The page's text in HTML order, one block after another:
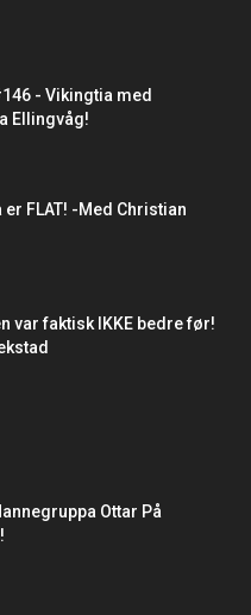
- Vikingtia med
Ellingvåg!
FLAT! -Med Christian
var faktisk IKKE bedre før!
Ottar På